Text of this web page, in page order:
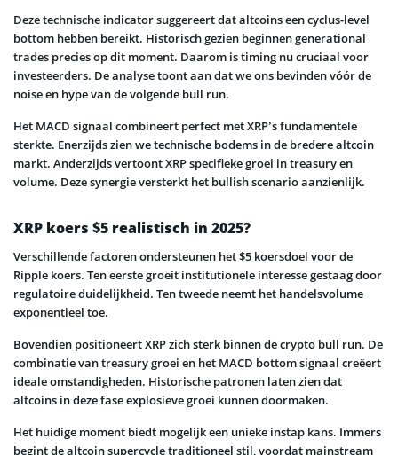
Deze technische indicator suggereert dat altcoins een cyclus-level
bottom hebben bereikt. Historisch gezien beginnen generational
trades precies op dit moment. Daarom is timing nu cruciaal voor
investeerders. De analyse toont aan dat we ons bevinden vóór de
noise en hype van de volgende bull run.
Het MACD signaal combineert perfect met XRP’s fundamentele
sterkte. Enerzijds zien we technische bodems in de bredere altcoin
markt. Anderzijds vertoont XRP specifieke groei in treasury en
volume. Deze synergie versterkt het bullish scenario aanzienlijk.
XRP koers $5 realistisch in 2025?
Verschillende factoren ondersteunen het $5 koersdoel voor de
Ripple koers. Ten eerste groeit institutionele interesse gestaag door
regulatoire duidelijkheid. Ten tweede neemt het handelsvolume
exponentieel toe.
Bovendien positioneert XRP zich sterk binnen de crypto bull run. De
combinatie van treasury groei en het MACD bottom signaal creëert
ideale omstandigheden. Historische patronen laten zien dat
altcoins in deze fase explosieve groei kunnen doormaken.
Het huidige moment biedt mogelijk een unieke instap kans. Immers
begint de altcoin supercycle traditioneel stil, voordat mainstream